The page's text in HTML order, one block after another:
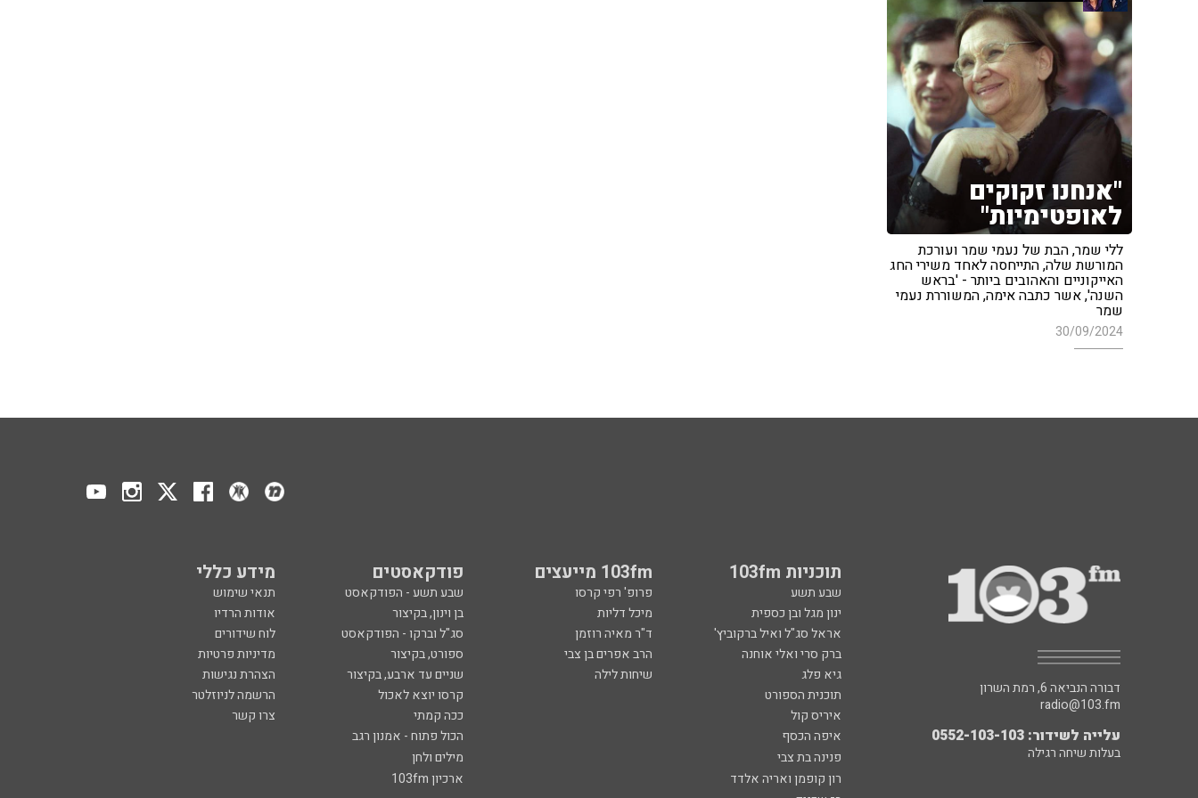
"אנחנו זקוקים
לאופטימיות"
ללי שמר, הבת של נעמי שמר ועורכת
המורשת שלה, התייחסה לאחד משירי החג
האייקוניים והאהובים ביותר - 'בראש
השנה', אשר כתבה אימה, המשוררת נעמי
שמר
30/09/2024
תוכניות 103fm 103fm מייעצים פודקאסטים מידע כללי
שבע תשע פרופ' רפי קרסו שבע תשע - הפודקאסט
תנאי שימוש
ינון מגל ובן כספית
מיכל דליות בן וינון, בקיצור
אודות הרדיו
אראל סג"ל ואיל ברקוביץ'
ד"ר מאיה רוזמן סג"ל וברקו - הפודקאסט
לוח שידורים
ברק סרי ואלי אוחנה
הרב אפרים בן צבי ספורט, בקיצור
מדיניות פרטיות
גיא פלג
שיחות לילה שניים עד ארבע, בקיצור
הצהרת נגישות
תוכנית הספורט
קרסו יוצא לאכול
הרשמה לניוזלטר
איריס קול
ככה קמתי
צרו קשר
איפה הכסף
הכול פתוח - אמנון רגב
פנינה בת צבי
מילים ולחן
רון קופמן ואריה אלדד
ארכיון 103fm
דבורה הנביאה 6, רמת השרון
radio@103.fm
עלייה לשידור: 0552-103-103
בעלות שיחה רגילה